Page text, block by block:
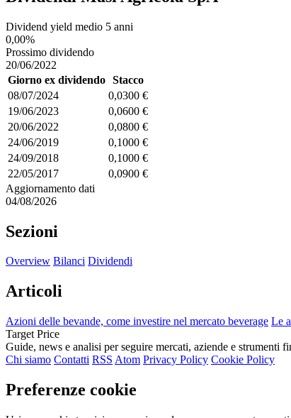
Dividend yield medio 5 anni
0,00%
Prossimo dividendo
20/06/2022
Giorno ex dividendo Stacco
08/07/2024
0,0300 €
19/06/2023
0,0600 €
20/06/2022
0,0800 €
24/06/2019
0,1000 €
24/09/2018
0,1000 €
22/05/2017
0,0900 €
Aggiornamento dati
04/08/2026
Sezioni
Overview Bilanci Dividendi
Articoli
Azioni delle bevande, come investire nel mercato beverage Le
Target Price
Guide, news e analisi per seguire mercati, aziende e strumenti
Chi siamo Contatti RSS Atom Privacy Policy Cookie Policy
Preferenze cookie